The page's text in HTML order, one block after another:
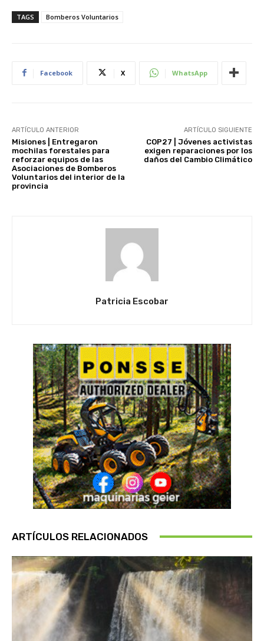
TAGS Bomberos Voluntarios
Facebook X WhatsApp
ARTÍCULO ANTERIOR
Misiones | Entregaron
mochilas forestales para
reforzar equipos de las
Asociaciones de Bomberos
Voluntarios del interior de la
provincia
ARTÍCULO SIGUIENTE
COP27 | Jóvenes activistas
exigen reparaciones por los
daños del Cambio Climático
Patricia Escobar
ARTÍCULOS RELACIONADOS